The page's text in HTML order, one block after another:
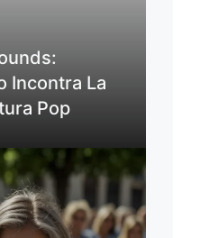
Incontra La
Pop